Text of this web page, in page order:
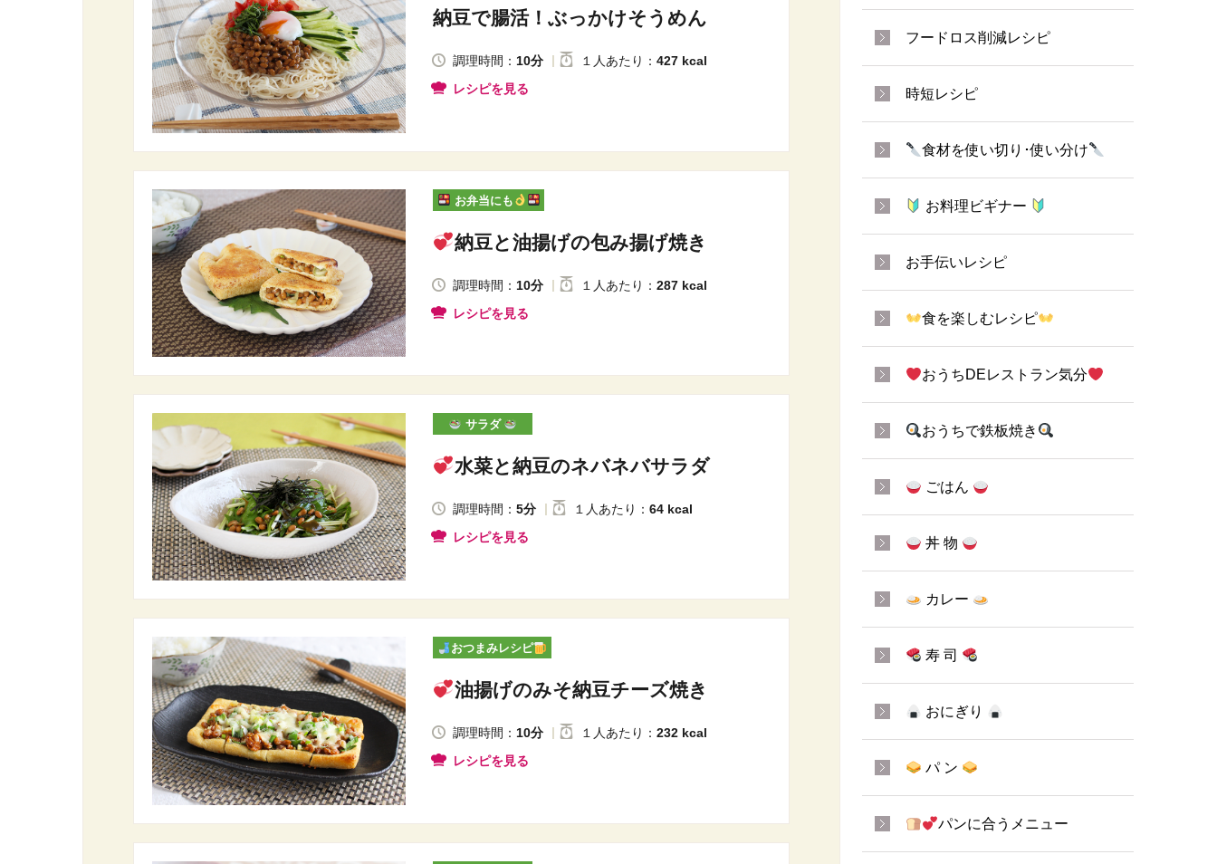
納豆で腸活！ぶっかけそうめん
調理時間： 10分 １人 あたり ： 427 kcal
レシピを見る
お弁当にも
納豆と油揚げの包み揚げ焼き
調理時間： 10分 １人 あたり ： 287 kcal
レシピを見る
サラダ
水菜と納豆のネバネバサラダ
調理時間： 5分 １人 あたり ： 64 kcal
レシピを見る
おつまみレシピ
油揚げのみそ納豆チーズ焼き
調理時間： 10分 １人あたり ： 232 kcal
レシピを見る
フードロス削減レシピ
時短レシピ
食材を使い切り･使い分け
お料理ビギナー
お手伝いレシピ
食を楽しむレシピ
おうちDEレストラン気分
おうちで鉄板焼き
ごはん
丼 物
カレー
寿 司
おにぎり
パ ン
パンに合うメニュー